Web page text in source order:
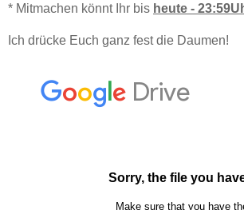
* Mitmachen könnt Ihr bis heute -
Ich drücke Euch ganz fest die Daumen!